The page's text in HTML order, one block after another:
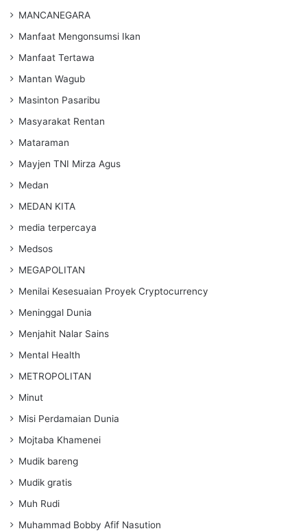
MANCANEGARA
Manfaat Mengonsumsi Ikan
Manfaat Tertawa
Mantan Wagub
Masinton Pasaribu
Masyarakat Rentan
Mataraman
Mayjen TNI Mirza Agus
Medan
MEDAN KITA
media terpercaya
Medsos
MEGAPOLITAN
Menilai Kesesuaian Proyek Cryptocurrency
Meninggal Dunia
Menjahit Nalar Sains
Mental Health
METROPOLITAN
Minut
Misi Perdamaian Dunia
Mojtaba Khamenei
Mudik bareng
Mudik gratis
Muh Rudi
Muhammad Bobby Afif Nasution